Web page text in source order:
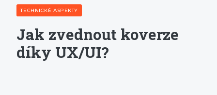
TECHNICKÉ ASPEKTY
Jak zvednout koverze
díky UX/UI?